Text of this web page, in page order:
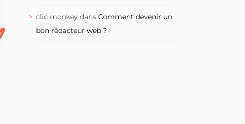
clic monkey dansComment devenir un
bon rédacteur web ?